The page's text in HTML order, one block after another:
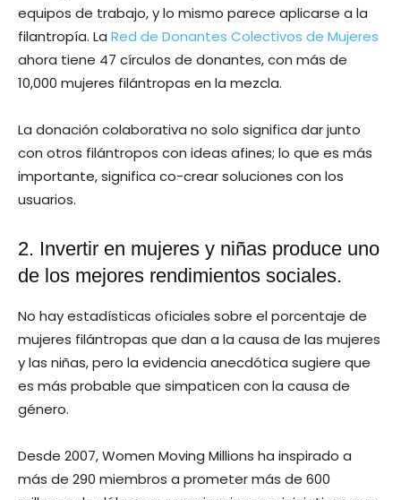
equipos de trabajo, y lo mismo parece aplicarse a la
filantropía. La Red de Donantes Colectivos de Mujeres
ahora tiene 47 círculos de donantes, con más de
10,000 mujeres filántropas en la mezcla.
La donación colaborativa no solo significa dar junto
con otros filántropos con ideas afines; lo que es más
importante, significa co-crear soluciones con los
usuarios.
2. Invertir en mujeres y niñas produce uno
de los mejores rendimientos sociales.
No hay estadísticas oficiales sobre el porcentaje de
mujeres filántropas que dan a la causa de las mujeres
y las niñas, pero la evidencia anecdótica sugiere que
es más probable que simpaticen con la causa de
género.
Desde 2007, Women Moving Millions ha inspirado a
más de 290 miembros a prometer más de 600